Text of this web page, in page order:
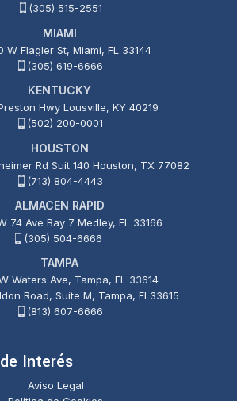
(305) 515-2551
MIAMI
W Flagler St, Miami, FL 33144
(305) 619-6666
KENTUCKY
Hwy Lousville, KY 40219
(502) 200-0001
HOUSTON
Rd Suit 140 Houston, TX 77082
(713) 804-4443
ALMACEN RAPID
74 Ave Bay 7 Medley, FL 33166
(305) 504-6666
TAMPA
Waters Ave, Tampa, FL 33614
Road, Suite M, Tampa, Fl 33615
(813) 607-6666
Interés
Aviso Legal